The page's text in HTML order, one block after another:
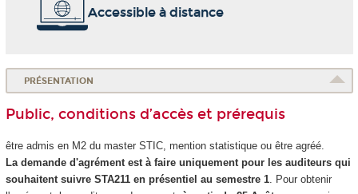
Accessible à distance
PRÉSENTATION
Public, conditions d’accès et prérequis
être admis en M2 du master STIC, mention statistique ou être agréé.
La demande d'agrémentest à faire uniquement pour les auditeurs qui
souhaitent suivre STA211 en présentiel au semestre 1. Pour obtenir